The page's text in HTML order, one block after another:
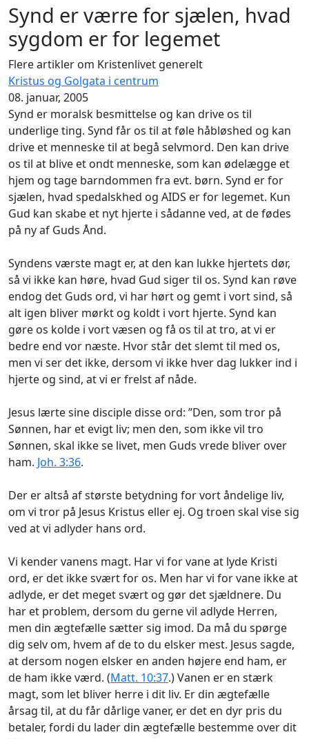
Synd er værre for sjælen, hvad
sygdom er for legemet
Flere artikler om Kristenlivet generelt
Kristus og Golgata i centrum
08. januar, 2005
Synd er moralsk besmittelse og kan drive os til
underlige ting. Synd får os til at føle håbløshed og kan
drive et menneske til at begå selvmord. Den kan drive
os til at blive et ondt menneske, som kan ødelægge et
hjem og tage barndommen fra evt. børn. Synd er for
sjælen, hvad spedalskhed og AIDS er for legemet. Kun
Gud kan skabe et nyt hjerte i sådanne ved, at de fødes
på ny af Guds Ånd.
Syndens værste magt er, at den kan lukke hjertets dør,
så vi ikke kan høre, hvad Gud siger til os. Synd kan røve
endog det Guds ord, vi har hørt og gemt i vort sind, så
alt igen bliver mørkt og koldt i vort hjerte. Synd kan
gøre os kolde i vort væsen og få os til at tro, at vi er
bedre end vor næste. Hvor står det slemt til med os,
men vi ser det ikke, dersom vi ikke hver dag lukker ind i
hjerte og sind, at vi er frelst af nåde.
Jesus lærte sine disciple disse ord: ”Den, som tror på
Sønnen, har et evigt liv; men den, som ikke vil tro
Sønnen, skal ikke se livet, men Guds vrede bliver over
ham. Joh. 3:36.
Der er altså af største betydning for vort åndelige liv,
om vi tror på Jesus Kristus eller ej. Og troen skal vise sig
ved at vi adlyder hans ord.
Vi kender vanens magt. Har vi for vane at lyde Kristi
ord, er det ikke svært for os. Men har vi for vane ikke at
adlyde, er det meget svært og gør det sjældnere. Du
har et problem, dersom du gerne vil adlyde Herren,
men din ægtefælle sætter sig imod. Da må du spørge
dig selv om, hvem af de to du elsker mest. Jesus sagde,
at dersom nogen elsker en anden højere end ham, er
de ham ikke værd. (Matt. 10:37.) Vanen er en stærk
magt, som let bliver herre i dit liv. Er din ægtefælle
årsag til, at du får dårlige vaner, er det en dyr pris du
betaler, fordi du lader din ægtefælle bestemme over dit